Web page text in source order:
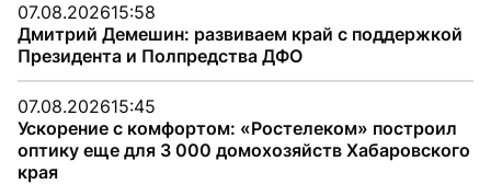
07.08.202615:58
Дмитрий Демешин: развиваем край с поддержкой
Президента и Полпредства ДФО
07.08.202615:45
Ускорение с комфортом: «Ростелеком» построил
оптику еще для 3 000 домохозяйств Хабаровского
края